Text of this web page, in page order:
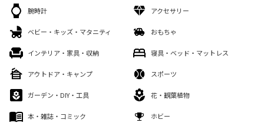
腕時計 アクセサリー
ベビー・キッズ・マタニティ おもちゃ
インテリア・家具・収納 寝具・ベッド・マットレス
アウトドア・キャンプ スポーツ
ガーデン・DIY・工具 花・観葉植物
本・雑誌・コミック ホビー